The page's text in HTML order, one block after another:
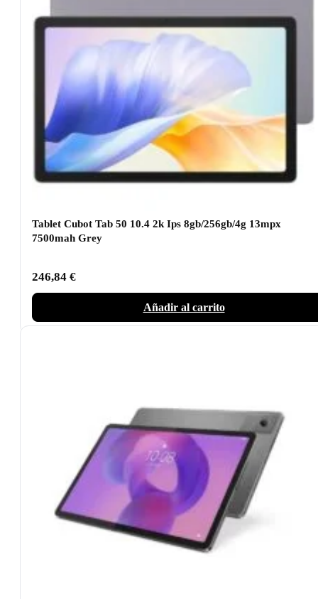
Tablet Cubot Tab 50 10.4 2k Ips 8gb/256gb/4g 13mpx
7500mah Grey
246,84 €
Añadir al carrito